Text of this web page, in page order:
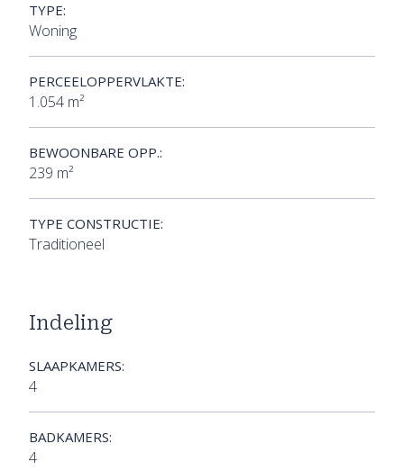
TYPE:
Woning
PERCEELOPPERVLAKTE:
1.054 m²
BEWOONBARE OPP.:
239 m²
TYPE CONSTRUCTIE:
Traditioneel
Indeling
SLAAPKAMERS:
4
BADKAMERS:
4